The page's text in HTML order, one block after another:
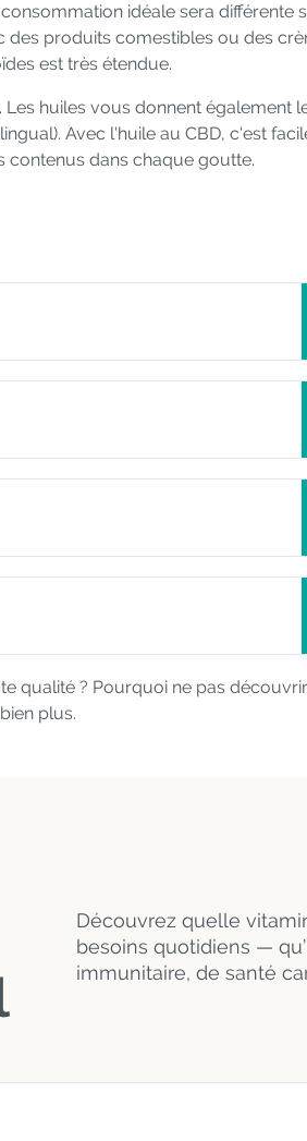
idéale sera différente
des produits comestibles ou des
est très étendue.
huiles vous donnent également
Avec l'huile au CBD, c'est
dans chaque goutte.
qualité ? Pourquoi ne pas
plus.
Découvrez quelle
besoins quotidiens —
immunitaire, de santé